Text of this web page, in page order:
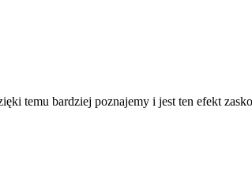
temu bardziej poznajemy i jest ten efekt